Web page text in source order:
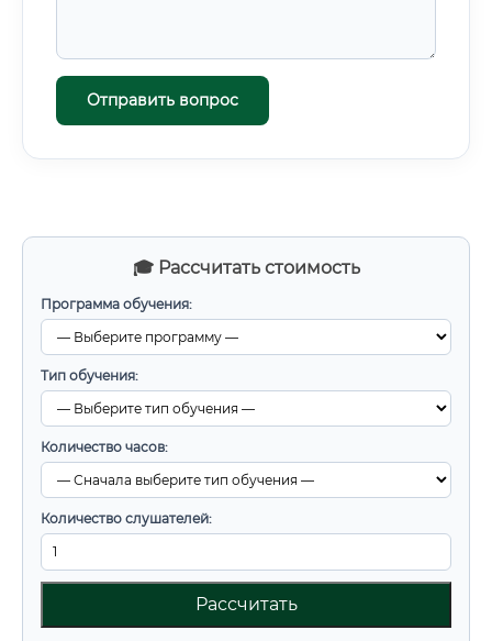
🎓 Рассчитать стоимость
Программа обучения:
Тип обучения:
Количество часов:
Количество слушателей:
Рассчитать
Отправить вопрос